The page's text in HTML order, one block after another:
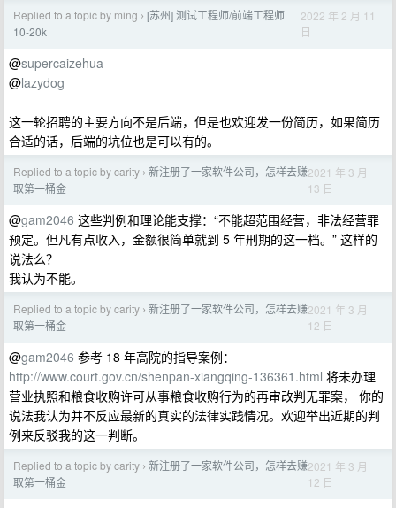
Replied to a topic by ming › [苏州] 测试工程师/前端工程师
10-20k
2022 年 2 月 11
日
@supercaizehua
@lazydog
这一轮招聘的主要方向不是后端，但是也欢迎发一份简历，如果简历
合适的话，后端的坑位也是可以有的。
Replied to a topic by carity › 新注册了一家软件公司，怎样去赚
取第一桶金
2021 年 3 月
13 日
@gam2046 这些判例和理论能支撑：“不能超范围经营，非法经营罪
预定。但凡有点收入，金额很简单就到 5 年刑期的这一档。” 这样的
说法么？
我认为不能。
Replied to a topic by carity › 新注册了一家软件公司，怎样去赚
取第一桶金
2021 年 3 月
12 日
@gam2046 参考 18 年高院的指导案例：
http://www.court.gov.cn/shenpan-xiangqing-136361.html 将未办理
营业执照和粮食收购许可从事粮食收购行为的再审改判无罪案， 你的
说法我认为并不反应最新的真实的法律实践情况。欢迎举出近期的判
例来反驳我的这一判断。
Replied to a topic by carity › 新注册了一家软件公司，怎样去赚
取第一桶金
2021 年 3 月
12 日